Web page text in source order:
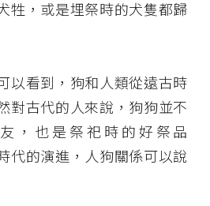
牲，或是埋祭時的犬隻都歸
以看到，狗和人類從遠古時
對古代的人來說，狗狗並不
，也是祭祀時的好祭品
代的演進，人狗關係可以說